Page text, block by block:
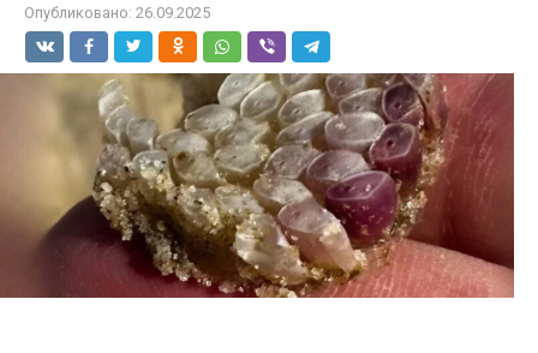
Опубликовано: 26.09.2025